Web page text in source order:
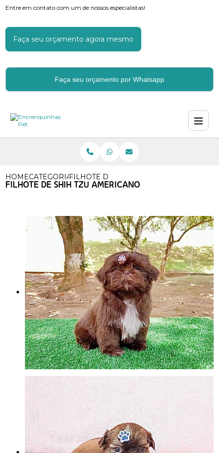
Entre em contato com um de nossos especialistas!
Faça seu orçamento agora mesmo
Faça seu orçamento por Whatsapp
HOMECATEGORIASFILHOTE DE SHIH TZU AMERICANO
FILHOTE DE SHIH TZU AMERICANO